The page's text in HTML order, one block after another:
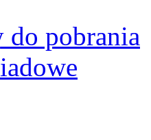
do pobrania